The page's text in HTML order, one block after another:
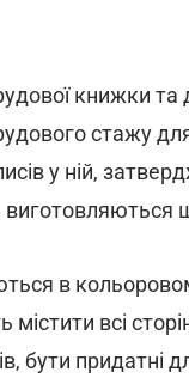
книжки
стажу
у ній,
виготовляються
в
всі
бути придатні